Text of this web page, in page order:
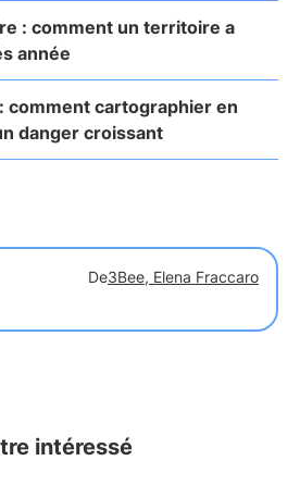
: comment un territoire a
année
comment cartographier en
danger croissant
De3Bee, Elena Fraccaro
intéressé